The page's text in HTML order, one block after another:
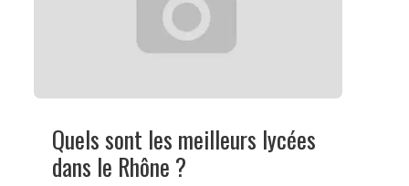
Quels sont les meilleurs lycées
dans le Rhône ?